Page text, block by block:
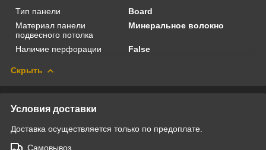
Тип панели
Board
Материал панели
подвесного потолка
Минеральное волокно
Наличие перфорации False
Скрыть
Условия доставки
Доставка осуществляется только по предоплате.
Самовывоз